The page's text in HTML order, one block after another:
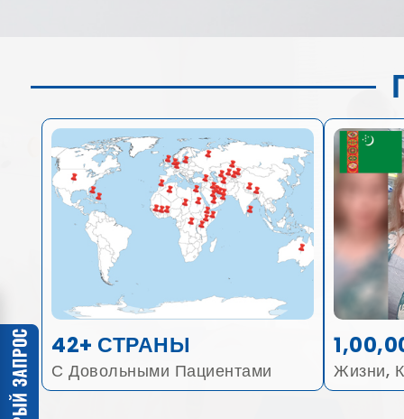
42+ СТРАНЫ
С Довольными Пациентами Жизни,